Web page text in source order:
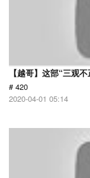
【越哥】这部“三观
# 420
2020-04-01 05:14